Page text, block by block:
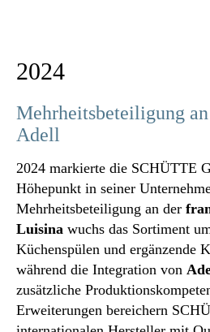
2024
Mehrheitsbeteiligung
Adell
2024 markierte die SCHÜTTE
Höhepunkt in seiner
Mehrheitsbeteiligung an der
Luisina wuchs das Sortiment
Küchenspülen und ergänzende
während die Integration von
zusätzliche
Erweiterungen bereichern